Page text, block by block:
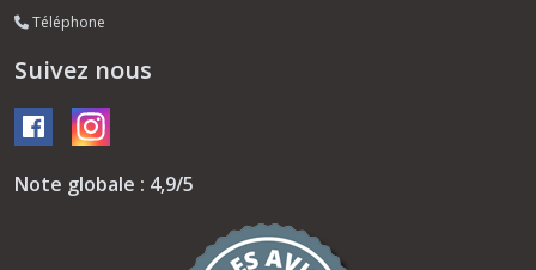
Téléphone
Suivez nous
Note globale : 4,9/5